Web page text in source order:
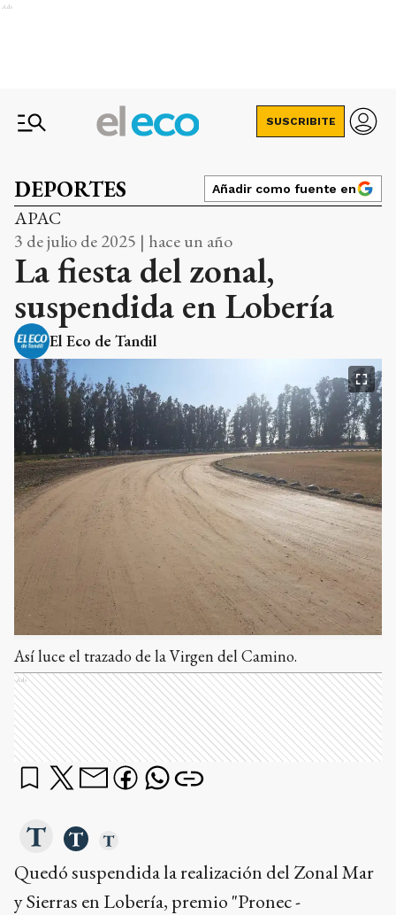
Ads
SUSCRIBITE
DEPORTES Añadir como fuente en
APAC
3 de julio de 2025 | hace un año
La fiesta del zonal,
suspendida en Lobería
El Eco de Tandil
Así luce el trazado de la Virgen del Camino.
Ads
Quedó suspendida la realización del Zonal Mar
y Sierras en Lobería, premio "Pronec -